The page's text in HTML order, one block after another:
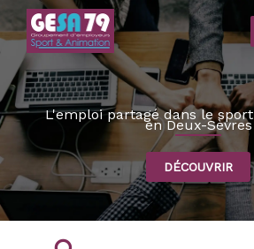
Aller
au
contenu
L'emploi partagé dans le
en Deux-Sèvres
DÉCOUVRIR